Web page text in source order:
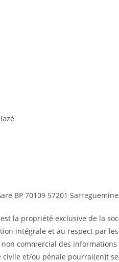
BP 70109 57201
la propriété exclusive de la
intégrale et au respect par
commercial des
et/ou pénale pourrai(en)t